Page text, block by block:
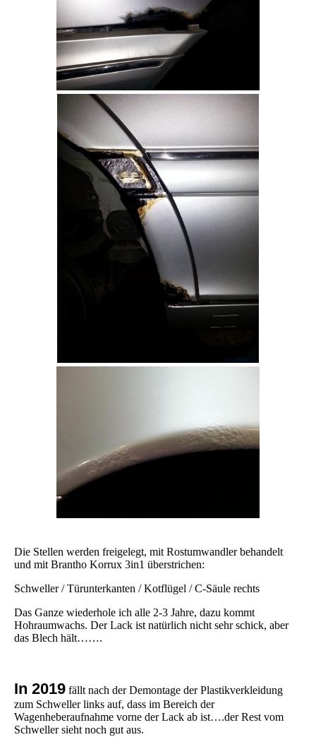
Die Stellen werden freigelegt, mit Rostumwandler behandelt
und mit Brantho Korrux 3in1 überstrichen:
Schweller / Türunterkanten / Kotflügel / C-Säule rechts
Das Ganze wiederhole ich alle 2-3 Jahre, dazu kommt
Hohraumwachs. Der Lack ist natürlich nicht sehr schick, aber
das Blech hält…….
In 2019 fällt nach der Demontage der Plastikverkleidung
zum Schweller links auf, dass im Bereich der
Wagenheberaufnahme vorne der Lack ab ist….der Rest vom
Schweller sieht noch gut aus.